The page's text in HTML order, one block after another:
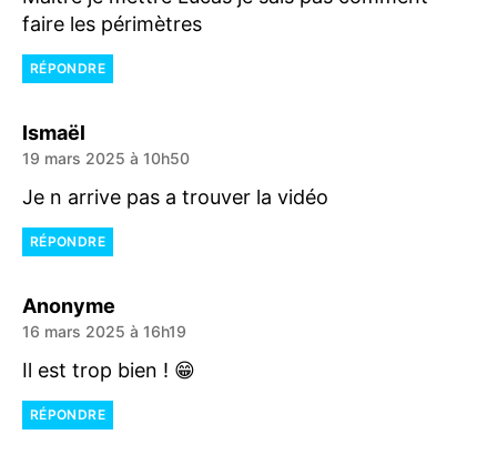
faire les périmètres
RÉPONDRE
Ismaël
19 mars 2025 à 10h50
Je n arrive pas a trouver la vidéo
RÉPONDRE
Anonyme
16 mars 2025 à 16h19
Il est trop bien ! 😁
RÉPONDRE